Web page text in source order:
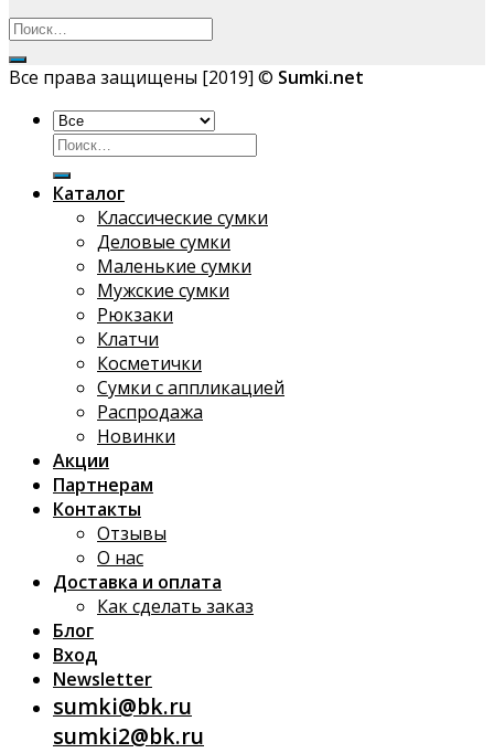
Все права защищены [2019] © Sumki.net
Искать:
Каталог
Классические сумки
Деловые сумки
Маленькие сумки
Мужские сумки
Рюкзаки
Клатчи
Косметички
Сумки с аппликацией
Распродажа
Новинки
Акции
Партнерам
Контакты
Отзывы
О нас
Доставка и оплата
Как сделать заказ
Блог
Вход
Newsletter
sumki@bk.ru
sumki2@bk.ru